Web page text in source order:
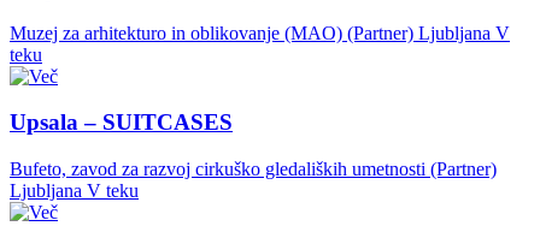
Muzej za arhitekturo in oblikovanje (MAO) (Partner) Ljubljana V
teku
Upsala – SUITCASES
Bufeto, zavod za razvoj cirkuško gledaliških umetnosti (Partner)
Ljubljana V teku